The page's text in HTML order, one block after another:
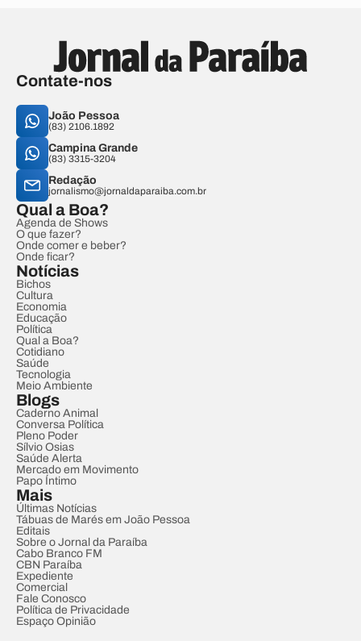
Contate-nos
João Pessoa
(83) 2106.1892
Campina Grande
(83) 3315-3204
Redação
jornalismo@jornaldaparaiba.com.br
Qual a Boa?
Agenda de Shows
O que fazer?
Onde comer e beber?
Onde ficar?
Notícias
Bichos
Cultura
Economia
Educação
Política
Qual a Boa?
Cotidiano
Saúde
Tecnologia
Meio Ambiente
Blogs
Caderno Animal
Conversa Política
Pleno Poder
Sílvio Osias
Saúde Alerta
Mercado em Movimento
Papo Íntimo
Mais
Últimas Notícias
Tábuas de Marés em João Pessoa
Editais
Sobre o Jornal da Paraíba
Cabo Branco FM
CBN Paraíba
Expediente
Comercial
Fale Conosco
Política de Privacidade
Espaço Opinião